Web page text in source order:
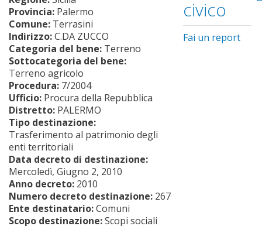
Provincia: Palermo
Comune: Terrasini
Indirizzo:C.DA ZUCCO
Categoria del bene: Terreno
Sottocategoria del bene:
Terreno agricolo
Procedura: 7/2004
Ufficio: Procura della Repubblica
Distretto: PALERMO
Tipo destinazione:
Trasferimento al patrimonio degli
enti territoriali
Data decreto di destinazione:
Mercoledì, Giugno 2, 2010
Anno decreto: 2010
Numero decreto destinazione: 267
Ente destinatario:Comuni
Scopo destinazione:Scopi sociali
civico
Fai un report